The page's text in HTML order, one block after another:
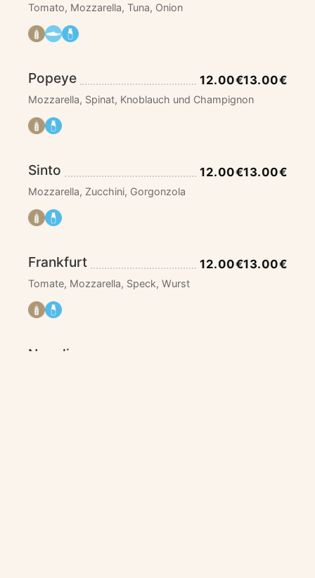
Tomato, Mozzarella, Tuna, Onion
Popeye 12.00€13.00€
Mozzarella, Spinat, Knoblauch und Champignon
Sinto 12.00€13.00€
Mozzarella, Zucchini, Gorgonzola
Frankfurt 12.00€13.00€
Tomate, Mozzarella, Speck, Wurst
Napoli